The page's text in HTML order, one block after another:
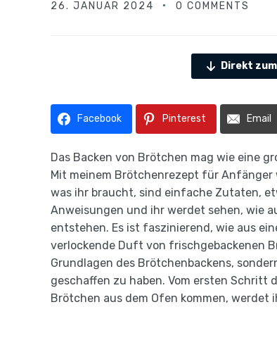
26. JANUAR 2024 0 COMMENTS
Direkt
Facebook Pinterest Email
Das Backen von Brötchen mag wie eine
Mit meinem Brötchenrezept für Anfänger
was ihr braucht, sind einfache Zutaten,
Anweisungen und ihr werdet sehen, wie
entstehen. Es ist faszinierend, wie aus
verlockende Duft von frischgebackenen
Grundlagen des Brötchenbackens,
geschaffen zu haben. Vom ersten Schritt
Brötchen aus dem Ofen kommen, werdet